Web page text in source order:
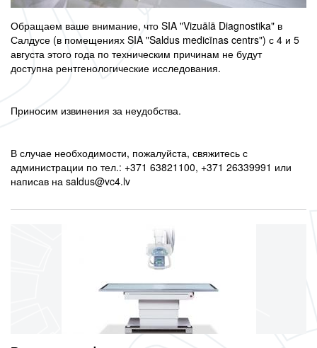
Обращаем ваше внимание, что SIA "Vizuālā Diagnostika" в
Салдусе (в помещениях SIA "Saldus medicīnas centrs") с 4 и 5
августа этого года по техническим причинам не будут
доступна рентгенологические исследования.
Приносим извинения за неудобства.
В случае необходимости, пожалуйста, свяжитесь с
администрации по тел.: +371 63821100, +371 26339991 или
написав на saldus@vc4.lv